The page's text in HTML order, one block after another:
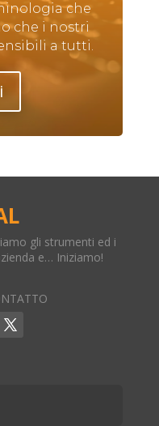
che
che i nostri
a tutti.
gli strumenti ed i
e… Iniziamo!